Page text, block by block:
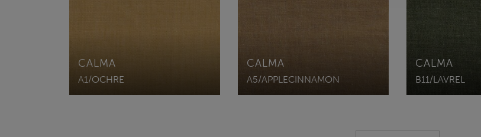
CALMA
A1/OCHRE
CALMA
A5/APPLECINNAMON
CALMA
B11/LAVREL